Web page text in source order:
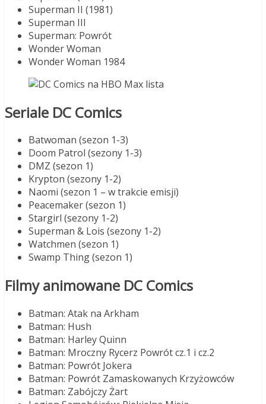
Superman II (1981)
Superman III
Superman: Powrót
Wonder Woman
Wonder Woman 1984
Seriale DC Comics
Batwoman (sezon 1-3)
Doom Patrol (sezony 1-3)
DMZ (sezon 1)
Krypton (sezony 1-2)
Naomi (sezon 1 – w trakcie emisji)
Peacemaker (sezon 1)
Stargirl (sezony 1-2)
Superman & Lois (sezony 1-2)
Watchmen (sezon 1)
Swamp Thing (sezon 1)
Filmy animowane DC Comics
Batman: Atak na Arkham
Batman: Hush
Batman: Harley Quinn
Batman: Mroczny Rycerz Powrót cz.1 i cz.2
Batman: Powrót Jokera
Batman: Powrót Zamaskowanych Krzyżowców
Batman: Zabójczy Żart